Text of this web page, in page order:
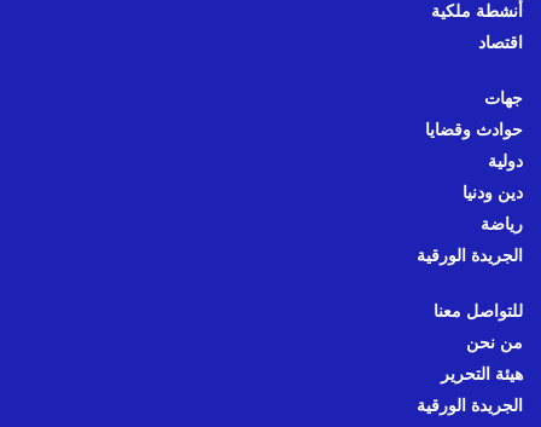
أنشطة ملكية
اقتصاد
جهات
حوادث وقضايا
دولية
دين ودنيا
رياضة
الجريدة الورقية
للتواصل معنا
من نحن
هيئة التحرير
الجريدة الورقية